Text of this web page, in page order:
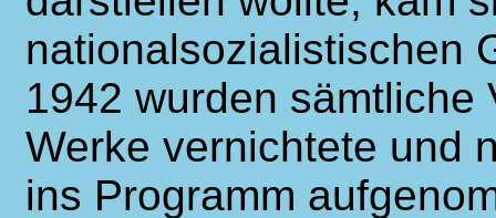
nationalsozialistischen
1942 wurden sämtliche
Werke vernichtete und
ins Programm